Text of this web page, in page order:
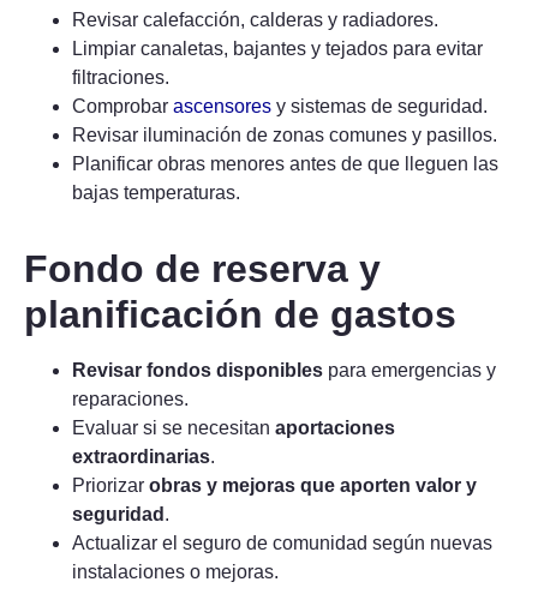
Revisar calefacción, calderas y radiadores.
Limpiar canaletas, bajantes y tejados para evitar
filtraciones.
Comprobar ascensores y sistemas de seguridad.
Revisar iluminación de zonas comunes y pasillos.
Planificar obras menores antes de que lleguen las
bajas temperaturas.
Fondo de reserva y
planificación de gastos
Revisar fondos disponibles para emergencias y
reparaciones.
Evaluar si se necesitan aportaciones
extraordinarias.
Priorizar obras y mejoras que aporten valor y
seguridad .
Actualizar el seguro de comunidad según nuevas
instalaciones o mejoras.